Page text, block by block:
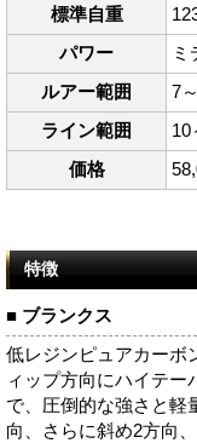
標準自重
パワー
ミ
ルアー範囲
7
ライン範囲
10
価格
特徴
■ ブランクス
低レジンピュアカーボ
ィップ方向にハイテー
で、圧倒的な強さと軽
向、さらに斜め2方向